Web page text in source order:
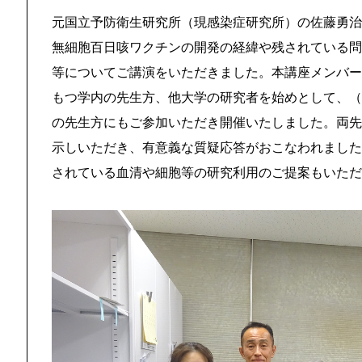
元国立予防衛生研究所（現感染症研究所）の佐藤勇
無細胞百日咳ワクチンの開発の経緯や残されている
等についてご講演をいただきました。本講座メンバ
もつ学内の先生方、他大学の研究者を始めとして、
の先生方にもご参加いただき開催いたしました。両
示しいただき、有意義な質疑応答がおこなわれまし
されている血清や細胞等の研究利用のご提案もいた